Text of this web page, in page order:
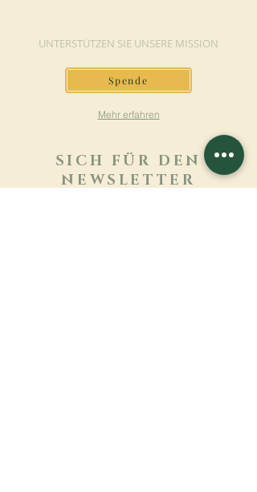
UNTERSTÜTZEN SIE UNSERE MISSION
Spende
Mehr erfahren
SICH FÜR DEN
NEWSLETTER